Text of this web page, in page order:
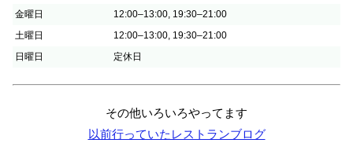
金曜日
12:00–13:00, 19:30–21:00
土曜日
12:00–13:00, 19:30–21:00
日曜日
定休日
その他いろいろやってます
以前行っていたレストランブログ